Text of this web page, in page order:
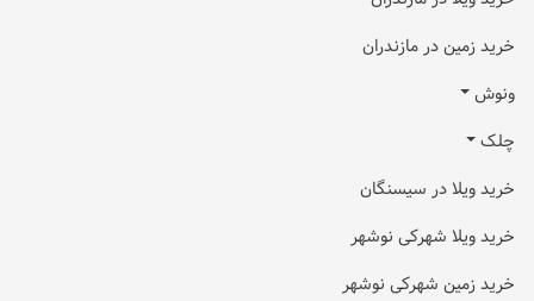
خرید زمین در مازندران
ونوش
چلک
خرید ویلا در سیسنگان
خرید ویلا شهرکی نوشهر
خرید زمین شهرکی نوشهر